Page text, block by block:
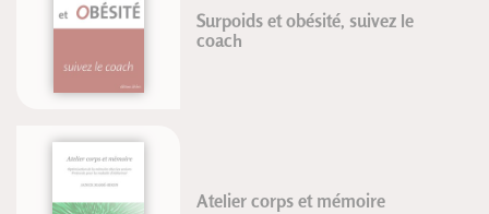
Surpoids et obésité, suivez le
coach
Atelier corps et mémoire